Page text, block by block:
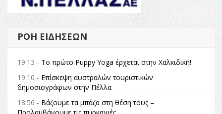
ΡΟΉ ΕΙΔΉΣΕΩΝ
19:13 - Το πρώτο Puppy Yoga έρχεται στην Χαλκιδική!
19:10 - Επίσκεψη αυστραλών τουριστικών
δημοσιογράφων στην Πέλλα
18:56 - Βάζουμε τα μπάζα στη θέση τους –